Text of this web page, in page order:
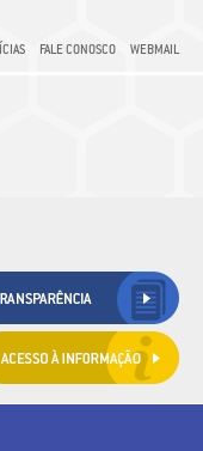
FALE CONOSCO WEBMAIL